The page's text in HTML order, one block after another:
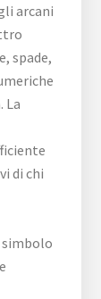
arcani
spade,
La
di chi